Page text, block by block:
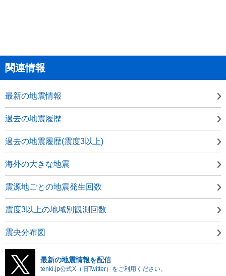
関連情報
最新の地震情報
過去の地震履歴
過去の地震履歴(震度3以上)
海外の大きな地震
震源地ごとの地震発生回数
震度3以上の地域別観測回数
震央分布図
最新の地震情報を配信
tenki.jp公式X（旧Twitter）をご利用ください。